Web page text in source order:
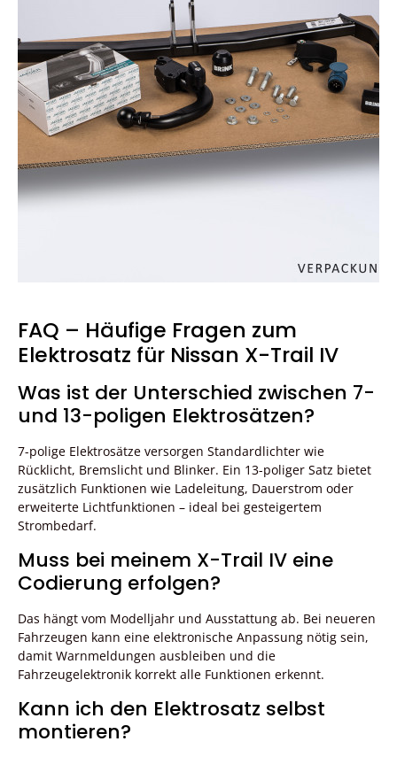
FAQ – Häufige Fragen zum
Elektrosatz für Nissan X-Trail IV
Was ist der Unterschied zwischen 7-
und 13-poligen Elektrosätzen?
7-polige Elektrosätze versorgen Standardlichter wie
Rücklicht, Bremslicht und Blinker. Ein 13-poliger Satz bietet
zusätzlich Funktionen wie Ladeleitung, Dauerstrom oder
erweiterte Lichtfunktionen – ideal bei gesteigertem
Strombedarf.
Muss bei meinem X-Trail IV eine
Codierung erfolgen?
Das hängt vom Modelljahr und Ausstattung ab. Bei neueren
Fahrzeugen kann eine elektronische Anpassung nötig sein,
damit Warnmeldungen ausbleiben und die
Fahrzeugelektronik korrekt alle Funktionen erkennt.
Kann ich den Elektrosatz selbst
montieren?